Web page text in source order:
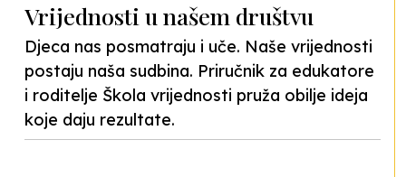
Vrijednosti u našem društvu
Djeca nas posmatraju i uče. Naše vrijednosti
postaju naša sudbina. Priručnik za edukatore
i roditelje Škola vrijednosti pruža obilje ideja
koje daju rezultate.